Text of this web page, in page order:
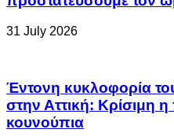
31 July 2026
Έντονη κυκλοφορία
στην Αττική: Κρίσιμη
κουνούπια